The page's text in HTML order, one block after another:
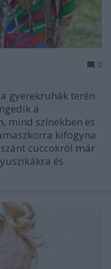
0
gyerekruhák terén
a
mind színekben és
kifogyna
cuccokról már
és